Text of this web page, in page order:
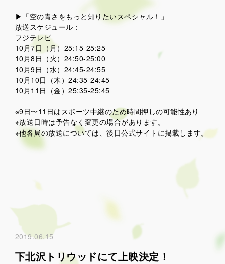
▶「空の青さをもっと知りたいスペシャル！」
放送スケジュール：
フジテレビ
10月7日（月）25:15-25:25
10月8日（火）24:50-25:00
10月9日（水）24:45-24:55
10月10日（木）24:35-24:45
10月11日（金）25:35-25:45
※9日〜11日はスポーツ中継のため時間押しの可能性あり
※放送日時は予告なく変更の場合があります。
※他各局の放送については、後日公式サイトに掲載します。
2019.06.15
下北沢トリウッドにて上映決定！